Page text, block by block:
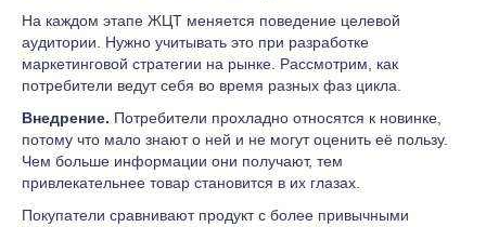
На каждом этапе ЖЦТ меняется поведение целевой
аудитории. Нужно учитывать это при разработке
маркетинговой стратегии на рынке. Рассмотрим, как
потребители ведут себя во время разных фаз цикла.
Внедрение. Потребители прохладно относятся к новинке,
потому что мало знают о ней и не могут оценить её пользу.
Чем больше информации они получают, тем
привлекательнее товар становится в их глазах.
Покупатели сравнивают продукт с более привычными